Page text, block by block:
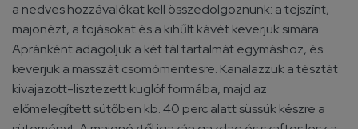
a nedves hozzávalókat kell összedolgoznunk: a tejszínt,
majonézt, a tojásokat és a kihűlt kávét keverjük simára.
Apránként adagoljuk a két tál tartalmát egymáshoz, és
keverjük a masszát csomómentesre. Kanalazzuk a tésztát
kivajazott-lisztezett kuglóf formába, majd az
előmelegített sütőben kb. 40 perc alatt süssük készre a